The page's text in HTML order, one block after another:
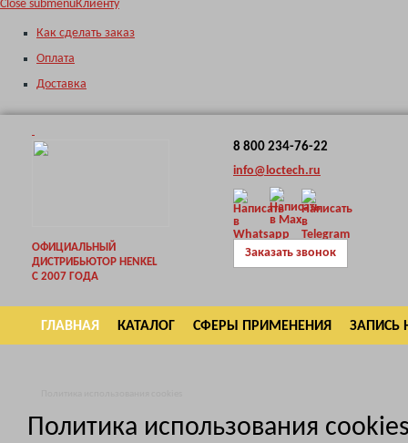
Close submenuКлиенту
Как сделать заказ
Оплата
Доставка
ОФИЦИАЛЬНЫЙ
ДИСТРИБЬЮТОР HENKEL
С 2007 ГОДА
8 800 234-76-22
info@loctech.ru
Заказать звонок
ГЛАВНАЯ КАТАЛОГ СФЕРЫ ПРИМЕНЕНИЯ ЗАПИСЬ
Политика использования